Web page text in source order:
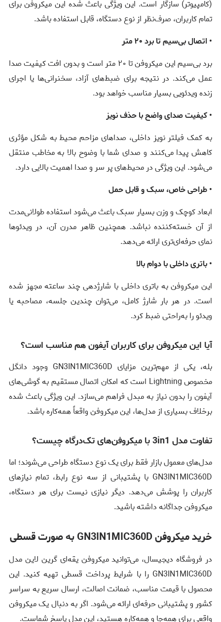
(کامپیوتر) سازگار است. این ویژگی باعث شده این میکروفن برای
تمام کاربران، صرف‌نظر از نوع دستگاه، قابل استفاده باشد.
• اتصال بی‌سیم تا برد ۲۰ متر
برد بی‌سیم این میکروفن تا ۲۰ متر است و بدون افت کیفیت صدا
عمل می‌کند. در نتیجه برای ضبط‌های آزاد، سخنرانی‌ها یا اجرای
زنده ویدئویی بسیار مناسب خواهد بود.
• کیفیت صدای واضح با حذف نویز
به کمک فیلتر نویز داخلی، صداهای مزاحم محیط به شکل مؤثری
کاهش پیدا می‌کنند و صدای شما با وضوح بالا به مخاطب منتقل
می‌شود. این ویژگی در محیط‌های پر سر و صدا اهمیت بالایی دارد.
• طراحی خاص، سبک و قابل حمل
ابعاد کوچک و وزن بسیار سبک باعث می‌شود استفاده طولانی‌مدت
از آن خسته‌کننده نباشد. همچنین ظاهر مدرن آن، در ویدئوها
نمای حرفه‌ای‌تری ارائه می‌دهد.
• باتری داخلی با دوام بالا
این میکروفن به باتری داخلی با شارژدهی چند ساعته مجهز شده
است. در هر بار شارژ کامل، می‌توان چندین جلسه، مصاحبه یا
ویدئو را به‌راحتی ضبط کرد.
آیا این میکروفن برای کاربران آیفون هم مناسب است؟
بله، یکی از مهم‌ترین مزایای GN3IN1MIC360D وجود دانگل
مخصوص Lightning است که امکان اتصال مستقیم به گوشی‌های
آیفون را بدون نیاز به مبدل فراهم می‌سازد. این ویژگی باعث شده
برخلاف بسیاری از مدل‌ها، این میکروفن واقعاً همه‌کاره باشد.
تفاوت مدل 3in1 با میکروفن‌های تک‌درگاه چیست؟
مدل‌های معمول بازار فقط برای یک نوع دستگاه طراحی می‌شوند؛ اما
GN3IN1MIC360D با پشتیبانی از سه نوع رابط، تمام نیازهای
کاربران را پوشش می‌دهد. دیگر نیازی نیست برای هر دستگاه،
میکروفن جداگانه داشته باشید.
خرید میکروفن GN3IN1MIC360D به صورت قسطی
در فروشگاه دیجیسال، می‌توانید میکروفن یقه‌ای گرین لاین مدل
GN3IN1MIC360D را با شرایط پرداخت قسطی تهیه کنید. این
محصول با قیمت مناسب، ضمانت اصالت، ارسال سریع به سراسر
کشور و پشتیبانی حرفه‌ای ارائه می‌شود. اگر به دنبال یک میکروفن
واقعی برای همه‌جا و همه‌کاره هستید، این مدل پاسخ شماست.